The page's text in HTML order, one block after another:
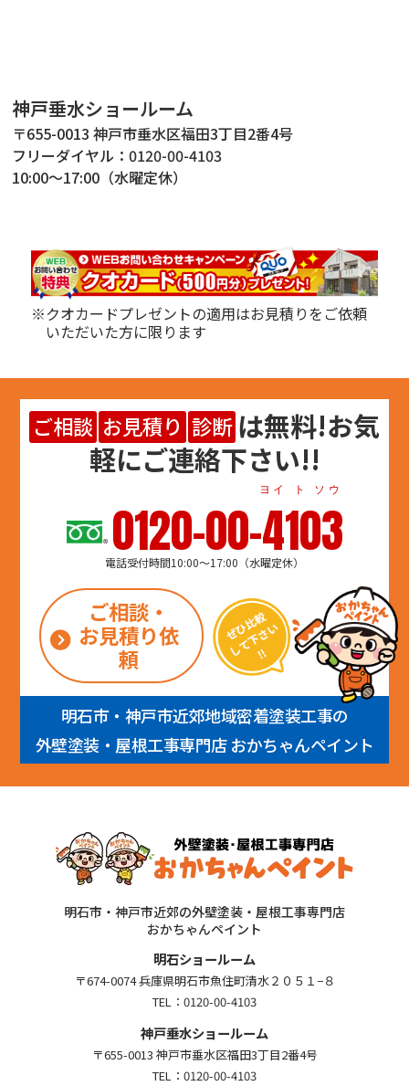
神戸垂水ショールーム
〒655-0013 神戸市垂水区福田3丁目2番4号
フリーダイヤル：0120-00-4103
10:00～17:00（水曜定休）
※クオカードプレゼントの適用はお見積りをご依頼
いただいた方に限ります
ご相談 お見積り 診断 は無料!お気
軽にご連絡下さい!!
0120-00-4103
ヨイ ト ソウ
電話受付時間10:00～17:00（水曜定休）
ご相談・
お見積り依
頼
明石市・神戸市近郊地域密着塗装工事の
外壁塗装・屋根工事専門店 おかちゃんペイント
明石市・神戸市近郊の外壁塗装・屋根工事専門店
おかちゃんペイント
明石ショールーム
〒674-0074 兵庫県明石市魚住町清水２０５１−８
TEL： 0120-00-4103
神戸垂水ショールーム
〒655-0013 神戸市垂水区福田3丁目2番4号
TEL： 0120-00-4103